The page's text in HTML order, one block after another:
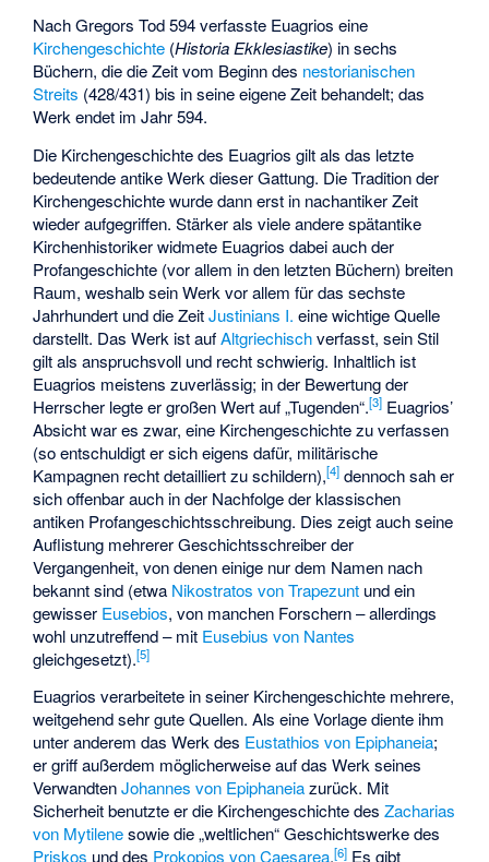
Nach Gregors Tod 594 verfasste Euagrios eine
Kirchengeschichte (Historia Ekklesiastike) in sechs
Büchern, die die Zeit vom Beginn des nestorianischen
Streits (428/431) bis in seine eigene Zeit behandelt; das
Werk endet im Jahr 594.
Die Kirchengeschichte des Euagrios gilt als das letzte
bedeutende antike Werk dieser Gattung. Die Tradition der
Kirchengeschichte wurde dann erst in nachantiker Zeit
wieder aufgegriffen. Stärker als viele andere spätantike
Kirchenhistoriker widmete Euagrios dabei auch der
Profangeschichte (vor allem in den letzten Büchern) breiten
Raum, weshalb sein Werk vor allem für das sechste
Jahrhundert und die ZeitJustinians I. eine wichtige Quelle
darstellt. Das Werk ist aufAltgriechischverfasst, sein Stil
gilt als anspruchsvoll und recht schwierig. Inhaltlich ist
Euagrios meistens zuverlässig; in der Bewertung der
Herrscher legte er großen Wert auf „Tugenden“.[3] Euagrios’
Absicht war es zwar, eine Kirchengeschichte zu verfassen
(so entschuldigt er sich eigens dafür, militärische
Kampagnen recht detailliert zu schildern),[4] dennoch sah er
sich offenbar auch in der Nachfolge der klassischen
antiken Profangeschichtsschreibung. Dies zeigt auch seine
Auflistung mehrerer Geschichtsschreiber der
Vergangenheit, von denen einige nur dem Namen nach
bekannt sind (etwa Nikostratos von Trapezunt und ein
gewisser Eusebios, von manchen Forschern – allerdings
wohl unzutreffend – mit Eusebius von Nantes
gleichgesetzt).[5]
Euagrios verarbeitete in seiner Kirchengeschichte mehrere,
weitgehend sehr gute Quellen. Als eine Vorlage diente ihm
unter anderem das Werk des Eustathios von Epiphaneia;
er griff außerdem möglicherweise auf das Werk seines
VerwandtenJohannes von Epiphaneiazurück. Mit
Sicherheit benutzte er die Kirchengeschichte desZacharias
von Mytilenesowie die „weltlichen“ Geschichtswerke des
Priskos und des Prokopios von Caesarea.[6] Es gibt